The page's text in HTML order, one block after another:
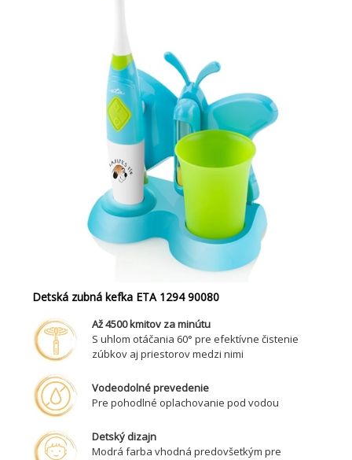
Detská zubná kefka ETA 1294 90080
Až 4500 kmitov za minútu
S uhlom otáčania 60° pre efektívne čistenie
zúbkov aj priestorov medzi nimi
Vodeodolné prevedenie
Pre pohodlné oplachovanie pod vodou
Detský dizajn
Modrá farba vhodná predovšetkým pre